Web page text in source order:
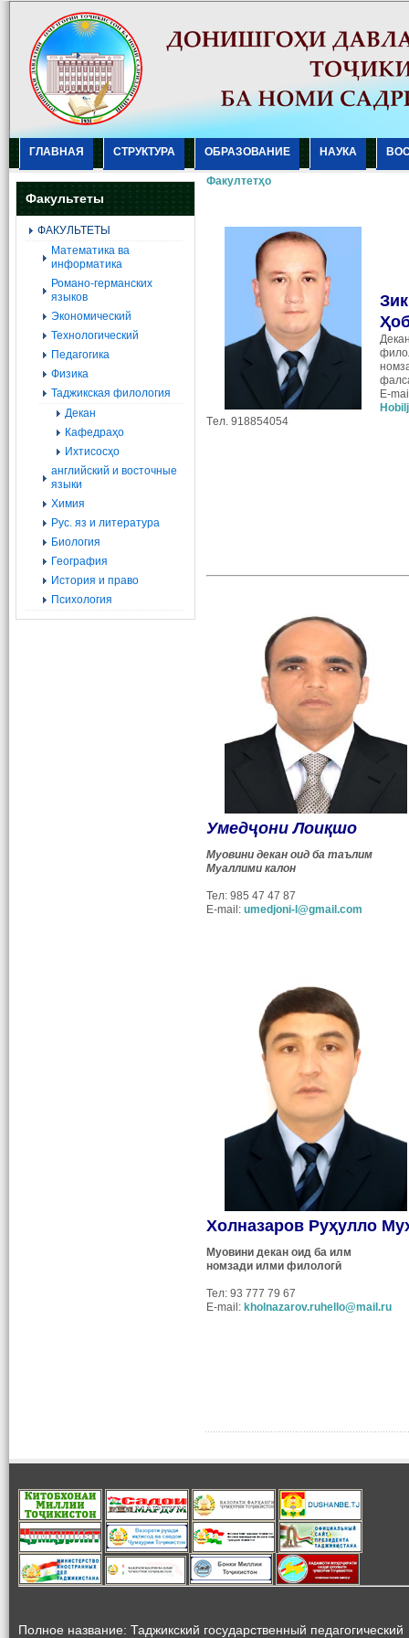
ГЛАВНАЯ СТРУКТУРА ОБРАЗОВАНИЕ НАУКА
Факультеты
ФАКУЛЬТЕТЫ
Mатематика ва
информатика
Романо-германских
языков
Экономический
Технологический
Педагогика
Физика
Таджикская филология
Декан
Кафедраҳо
Ихтисосҳо
английский и восточные
языки
Химия
Рус. яз и литература
Биология
География
История и право
Психология
Факултетҳо
E-
Tел. 918854054
Умедҷони Лоиқшо
Муовини декан оид ба таълим
Муаллими калон
Тел: 985 47 47 87
E-mail: umedjoni-l@gmail.com
Холназаров Руҳулло
Муовини декан оид ба илм
номзади илми филологӣ
Тел: 93 777 79 67
E-mail: kholnazarov.ruhello@mail.ru
Полное название: Таджикский государственный педагогический